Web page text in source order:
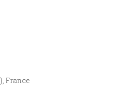
France